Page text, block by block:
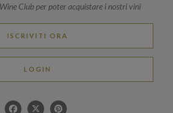
Club per poter acquistare i nostri vini
ISCRIVITI ORA
LOGIN